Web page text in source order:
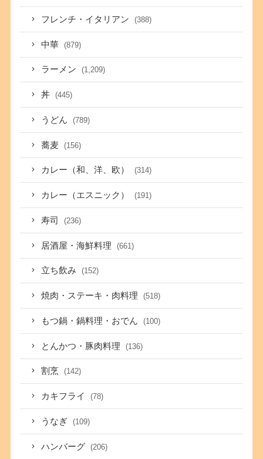
フレンチ・イタリアン (388)
中華 (879)
ラーメン (1,209)
丼 (445)
うどん (789)
蕎麦 (156)
カレー（和、洋、欧） (314)
カレー（エスニック） (191)
寿司 (236)
居酒屋・海鮮料理 (661)
立ち飲み (152)
焼肉・ステーキ・肉料理 (518)
もつ鍋・鍋料理・おでん (100)
とんかつ・豚肉料理 (136)
割烹 (142)
カキフライ (78)
うなぎ (109)
ハンバーグ (206)